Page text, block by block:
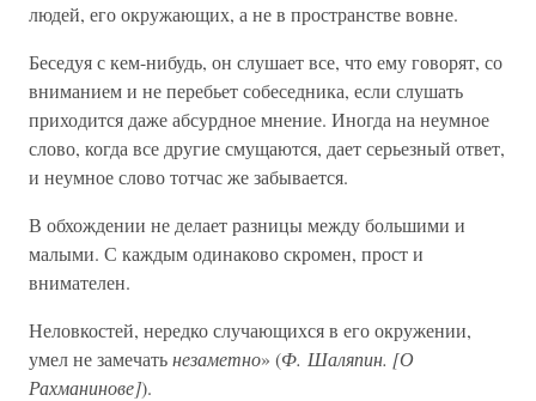
людей, его окружающих, а не в пространстве вовне.
Беседуя с кем-нибудь, он слушает все, что ему говорят, со
вниманием и не перебьет собеседника, если слушать
приходится даже абсурдное мнение. Иногда на неумное
слово, когда все другие смущаются, дает серьезный ответ,
и неумное слово тотчас же забывается.
В обхождении не делает разницы между большими и
малыми. С каждым одинаково скромен, прост и
внимателен.
Неловкостей, нередко случающихся в его окружении,
умел не замечатьнезаметно» (Ф. Шаляпин. [О
Рахманинове]).